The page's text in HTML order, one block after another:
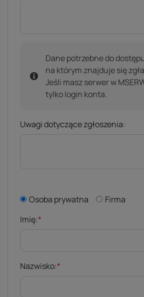
Dane potrzebne do
na którym znajduje się
Jeśli masz serwer w
tylko login konta.
Uwagi dotyczące zgłoszenia:
Osoba prywatna
Firma
Imię:*
Nazwisko:*